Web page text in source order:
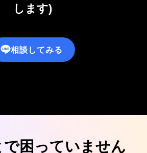
します)
相談してみる
困っていません